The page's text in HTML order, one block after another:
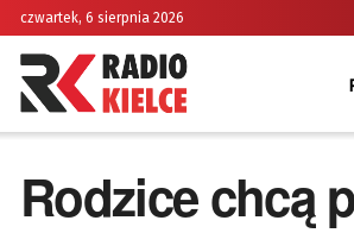
czwartek, 6 sierpnia 2026
Rodzice chcą